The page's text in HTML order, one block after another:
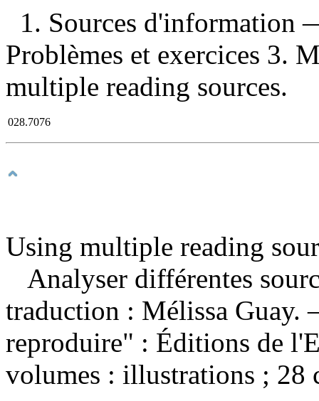
1. Sources d'information
Problèmes et exercices 3.
multiple reading sources.
028.7076
Using multiple reading
Analyser différentes
traduction : Mélissa
reproduire" : Éditions de
volumes : illustrations ; 28